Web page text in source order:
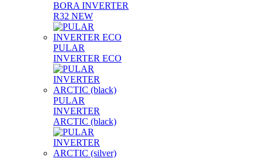
BORA INVERTER
R32 NEW
PULAR
INVERTER ECO
PULAR
INVERTER
ARCTIC (black)